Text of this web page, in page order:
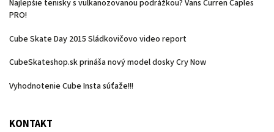
Najlepšie tenisky s vulkanozovanou podrážkou? Vans Curren Caples
PRO!
Cube Skate Day 2015 Sládkovičovo video report
CubeSkateshop.sk prináša nový model dosky Cry Now
Vyhodnotenie Cube Insta súťaže!!!
KONTAKT